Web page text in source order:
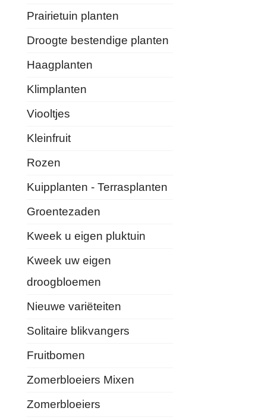
Prairietuin planten
Droogte bestendige planten
Haagplanten
Klimplanten
Viooltjes
Kleinfruit
Rozen
Kuipplanten - Terrasplanten
Groentezaden
Kweek u eigen pluktuin
Kweek uw eigen
droogbloemen
Nieuwe variëteiten
Solitaire blikvangers
Fruitbomen
Zomerbloeiers Mixen
Zomerbloeiers